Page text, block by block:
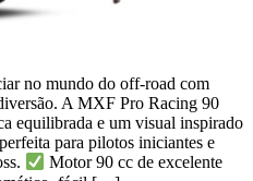
no mundo do off-road com
A MXF Pro Racing 90
equilibrada e um visual inspirado
para pilotos iniciantes e
Motor 90 cc de excelente